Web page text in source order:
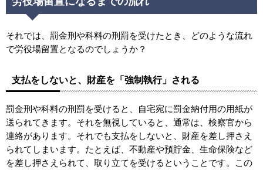
それでは、罰金刑や科料の刑罰を受けたとき、どのような流れ
で労役場留置となるのでしょうか？
支払をしないと、財産を「強制執行」される
罰金刑や科料の刑罰を受けると、自宅宛に罰金納付用の用紙が
送られてきます。それを無視していると、通常は、検察官から
連絡があります。それでも支払をしないと、財産を差し押さえ
られてしまいます。たとえば、不動産や預貯金、生命保険など
を差し押さえられて、取り立てを受けるということです。この